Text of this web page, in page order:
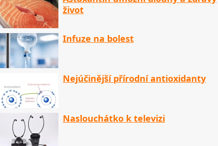
život
Infuze na bolest
Nejúčinější přírodní antioxidanty
Naslouchátko k televizi